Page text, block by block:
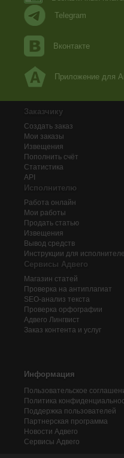
Telegram
Вконтакте
Приложение для
Заказчику
Создать заказ
Мои заказы
Извещения
Пополнить счёт
Статистика
API
Исполнителю
Работа онлайн
Мои работы
Продать статью
Извещения
Вывод средств
Инструкции для
Сервисы Адвего
Магазин статей
Проверка на антиплагиат
SEO-анализ текста
Проверка орфографии
Адвего Лингвист
Заказ контента и услуг
Информация
Пользовательское
Политика
Поддержка пользователей
Партнерская программа
Новости Адвего
Сервисы Адвего